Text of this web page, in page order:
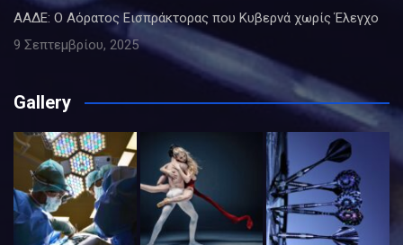
ΑΑΔΕ: Ο Αόρατος Εισπράκτορας που Κυβερνά χωρίς Έλεγχο
9 Σεπτεμβρίου, 2025
Gallery